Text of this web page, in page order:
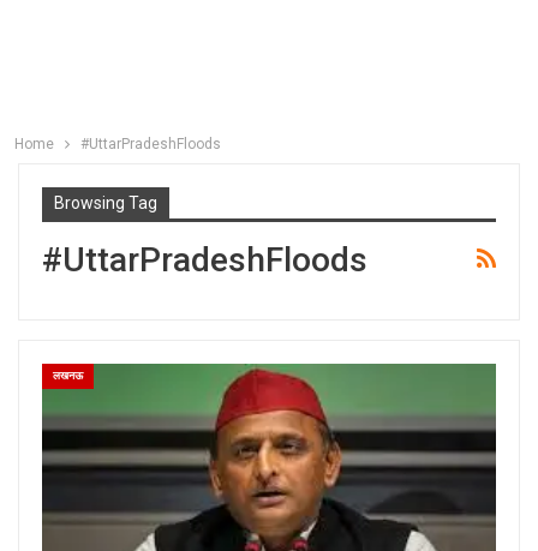
Home #UttarPradeshFloods
Browsing Tag
#UttarPradeshFloods
लखनऊ